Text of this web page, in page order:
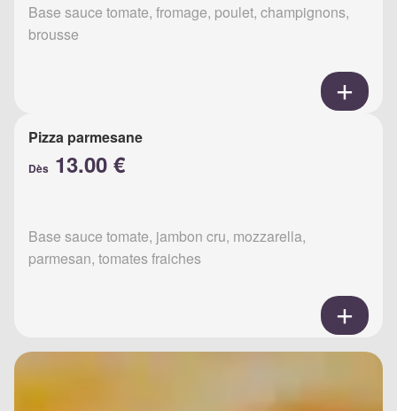
Base sauce tomate, fromage, poulet, champignons,
brousse
Pizza parmesane
Dès 13.00 €
Base sauce tomate, jambon cru, mozzarella,
parmesan, tomates fraiches